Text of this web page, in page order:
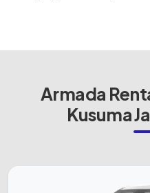
Armada
Kusuma